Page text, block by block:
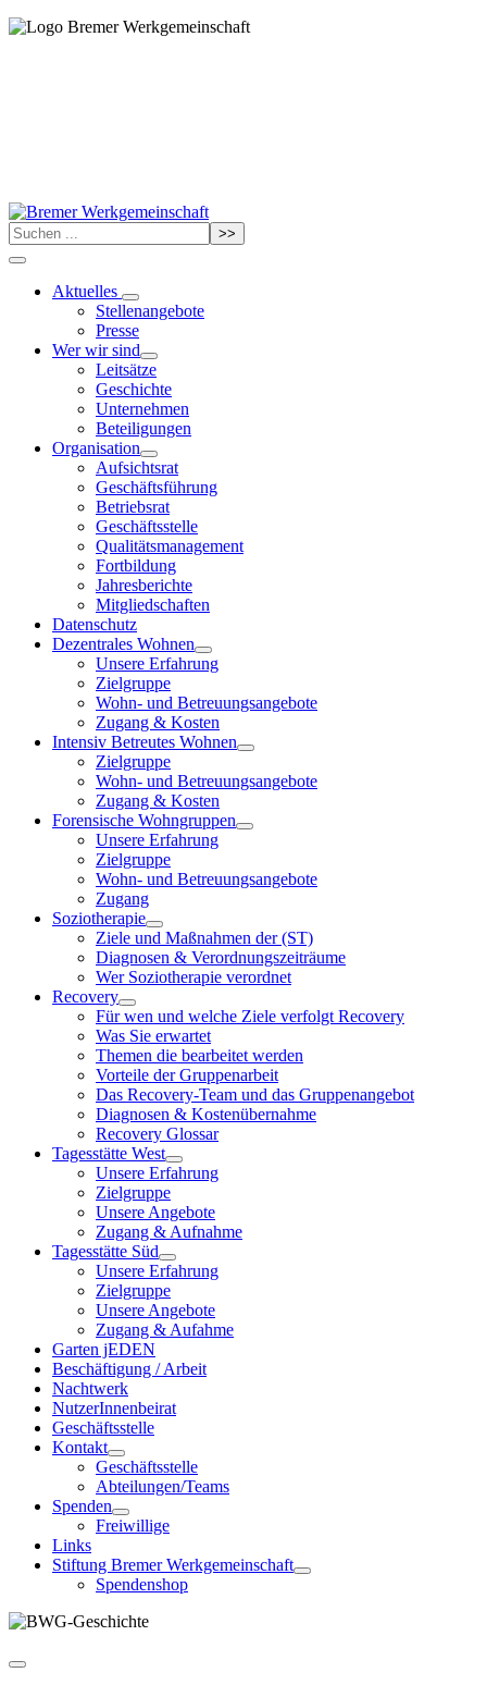
>>
Aktuelles
Stellenangebote
Presse
Wer wir sind
Leitsätze
Geschichte
Unternehmen
Beteiligungen
Organisation
Aufsichtsrat
Geschäftsführung
Betriebsrat
Geschäftsstelle
Qualitätsmanagement
Fortbildung
Jahresberichte
Mitgliedschaften
Datenschutz
Dezentrales Wohnen
Unsere Erfahrung
Zielgruppe
Wohn- und Betreuungsangebote
Zugang & Kosten
Intensiv Betreutes Wohnen
Zielgruppe
Wohn- und Betreuungsangebote
Zugang & Kosten
Forensische Wohngruppen
Unsere Erfahrung
Zielgruppe
Wohn- und Betreuungsangebote
Zugang
Soziotherapie
Ziele und Maßnahmen der (ST)
Diagnosen & Verordnungszeiträume
Wer Soziotherapie verordnet
Recovery
Für wen und welche Ziele verfolgt Recovery
Was Sie erwartet
Themen die bearbeitet werden
Vorteile der Gruppenarbeit
Das Recovery-Team und das Gruppenangebot
Diagnosen & Kostenübernahme
Recovery Glossar
Tagesstätte West
Unsere Erfahrung
Zielgruppe
Unsere Angebote
Zugang & Aufnahme
Tagesstätte Süd
Unsere Erfahrung
Zielgruppe
Unsere Angebote
Zugang & Aufahme
Garten jEDEN
Beschäftigung / Arbeit
Nachtwerk
NutzerInnenbeirat
Geschäftsstelle
Kontakt
Geschäftsstelle
Abteilungen/Teams
Spenden
Freiwillige
Links
Stiftung Bremer Werkgemeinschaft
Spendenshop